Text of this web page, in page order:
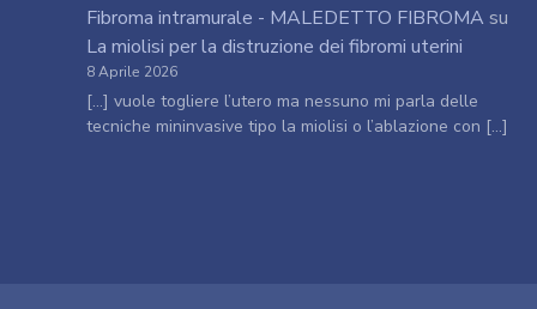
Fibroma intramurale - MALEDETTO FIBROMA su
La miolisi per la distruzione dei fibromi uterini
8 Aprile 2026
[…] vuole togliere l’utero ma nessuno mi parla delle
tecniche mininvasive tipo la miolisi o l’ablazione con […]